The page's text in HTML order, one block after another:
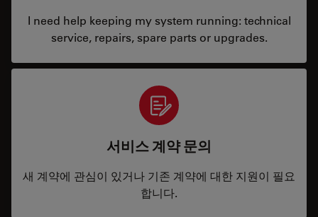
I need help keeping my system running: technical
service, repairs, spare parts or upgrades.
서비스 계약 문의
새 계약에 관심이 있거나 기존 계약에 대한 지원이 필요
합니다.